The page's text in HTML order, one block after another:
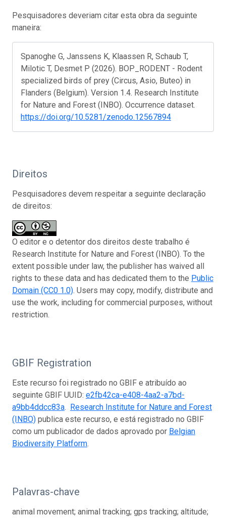
Pesquisadores deveriam citar esta obra da seguinte
maneira:
Spanoghe G, Janssens K, Klaassen R, Schaub T,
Milotic T, Desmet P (2026). BOP_RODENT - Rodent
specialized birds of prey (Circus, Asio, Buteo) in
Flanders (Belgium). Version 1.4. Research Institute
for Nature and Forest (INBO). Occurrence dataset.
https://doi.org/10.5281/zenodo.12567894
Direitos
Pesquisadores devem respeitar a seguinte declaração
de direitos:
O editor e o detentor dos direitos deste trabalho é
Research Institute for Nature and Forest (INBO). To the
extent possible under law, the publisher has waived all
rights to these data and has dedicated them to the Public
Domain (CC0 1.0). Users may copy, modify, distribute and
use the work, including for commercial purposes, without
restriction.
GBIF Registration
Este recurso foi registrado no GBIF e atribuído ao
seguinte GBIF UUID: e2fb42ca-e408-4aa2-a7bd-
a9bb4ddcc83a. Research Institute for Nature and Forest
(INBO) publica este recurso, e está registrado no GBIF
como um publicador de dados aprovado por Belgian
Biodiversity Platform.
Palavras-chave
animal movement; animal tracking; gps tracking; altitude;